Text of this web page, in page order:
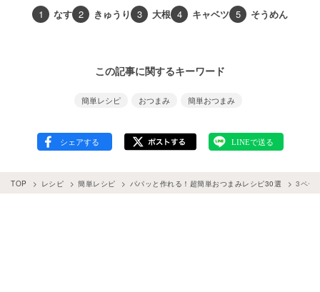
1 なす 2 きゅうり 3 大根 4 キャベツ 5 そうめん
この記事に関するキーワード
簡単レシピ おつまみ 簡単おつまみ
TOP レシピ 簡単レシピ パパッと作れる！超簡単おつまみレシピ30選 3ペー